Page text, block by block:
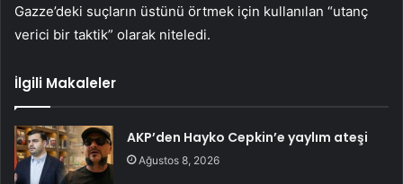
Gazze’deki suçların üstünü örtmek için kullanılan “utanç
verici bir taktik” olarak niteledi.
İlgili Makaleler
AKP’den Hayko Cepkin’e yaylım ateşi
Ağustos 8, 2026